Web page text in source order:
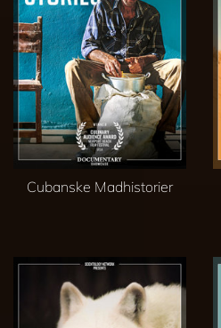
Cubanske Madhistorier